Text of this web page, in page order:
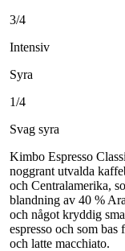
3/4
Intensiv
Syra
1/4
Svag syra
Kimbo Espresso
noggrant utvalda
och Centralamerika,
blandning av 40 %
och något kryddig
espresso och som
och latte macchiato.